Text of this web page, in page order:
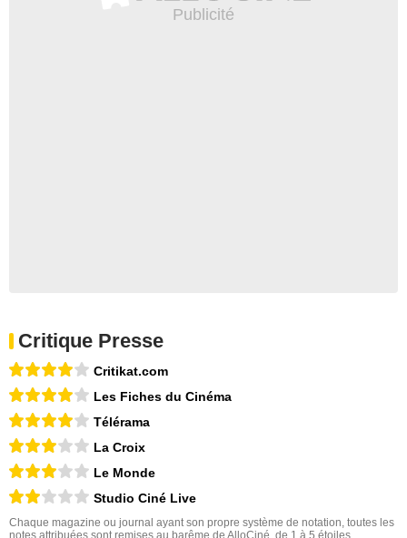
Critique Presse
Critikat.com
Les Fiches du Cinéma
Télérama
La Croix
Le Monde
Studio Ciné Live
Chaque magazine ou journal ayant son propre système de notation, toutes les
notes attribuées sont remises au barême de AlloCiné, de 1 à 5 étoiles.